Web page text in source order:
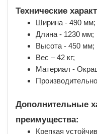
Технические
Ширина - 490 мм;
Длина - 1230 мм;
Высота - 450 мм;
Вес – 42 кг;
Материал -
Дополнительные
преимущества:
Крепкая